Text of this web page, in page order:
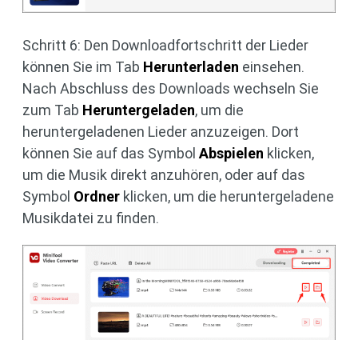
Schritt 6: Den Downloadfortschritt der Lieder
können Sie im Tab Herunterladen einsehen.
Nach Abschluss des Downloads wechseln Sie
zum Tab Heruntergeladen, um die
heruntergeladenen Lieder anzuzeigen. Dort
können Sie auf das Symbol Abspielen klicken,
um die Musik direkt anzuhören, oder auf das
Symbol Ordner klicken, um die heruntergeladene
Musikdatei zu finden.